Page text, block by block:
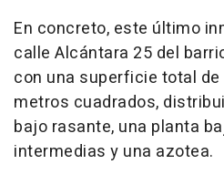
En concreto, este último
calle Alcántara 25 del
con una superficie total de
metros cuadrados,
bajo rasante, una planta
intermedias y una azotea.